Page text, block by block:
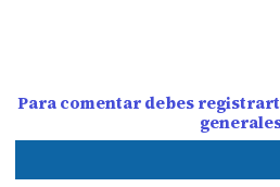
Para comentar debes